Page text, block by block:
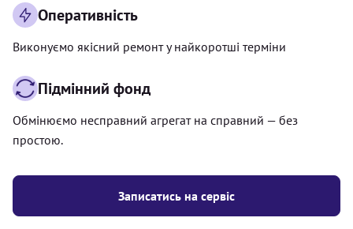
Записатись на сервіс
Оперативність
Виконуємо якісний ремонт у найкоротші терміни
Підмінний фонд
Обмінюємо несправний агрегат на справний — без
простою.